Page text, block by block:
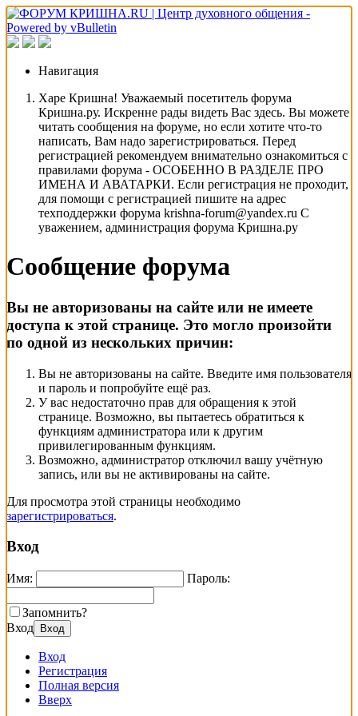
Навигация
Харе Кришна! Уважаемый посетитель форума
Кришна.ру. Искренне рады видеть Вас здесь. Вы можете
читать сообщения на форуме, но если хотите что-то
написать, Вам надо зарегистрироваться. Перед
регистрацией рекомендуем внимательно ознакомиться с
правилами форума - ОСОБЕННО В РАЗДЕЛЕ ПРО
ИМЕНА И АВАТАРКИ. Если регистрация не проходит,
для помощи с регистрацией пишите на адрес
техподдержки форума krishna-forum@yandex.ru С
уважением, администрация форума Кришна.ру
Сообщение форума
Вы не авторизованы на сайте или не имеете
доступа к этой странице. Это могло произойти
по одной из нескольких причин:
Вы не авторизованы на сайте. Введите имя пользователя
и пароль и попробуйте ещё раз.
У вас недостаточно прав для обращения к этой
странице. Возможно, вы пытаетесь обратиться к
функциям администратора или к другим
привилегированным функциям.
Возможно, администратор отключил вашу учётную
запись, или вы не активированы на сайте.
Для просмотра этой страницы необходимо
зарегистрироваться.
Вход
Имя: Пароль:
Запомнить?
Вход
Вход
Вход
Регистрация
Полная версия
Вверх